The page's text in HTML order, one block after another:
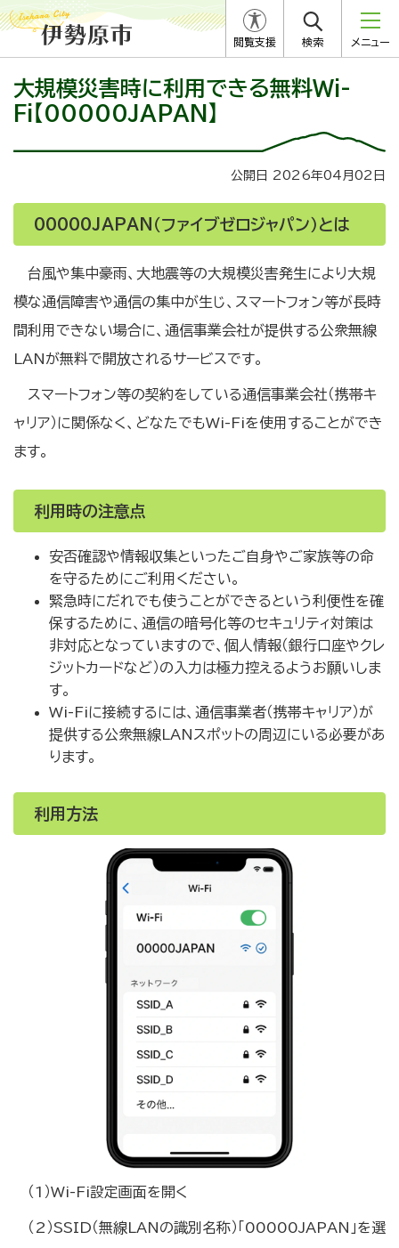
閲覧支援 検索 メニュー
大規模災害時に利用できる無料Wi-
Fi【00000JAPAN】
公開日 2026年04月02日
00000JAPAN（ファイブゼロジャパン）とは
台風や集中豪雨、大地震等の大規模災害発生により大規
模な通信障害や通信の集中が生じ、スマートフォン等が長時
間利用できない場合に、通信事業会社が提供する公衆無線
LANが無料で開放されるサービスです。
スマートフォン等の契約をしている通信事業会社（携帯キ
ャリア）に関係なく、どなたでもWi-Fiを使用することができ
ます。
利用時の注意点
安否確認や情報収集といったご自身やご家族等の命
を守るためにご利用ください。
緊急時にだれでも使うことができるという利便性を確
保するために、通信の暗号化等のセキュリティ対策は
非対応となっていますので、個人情報（銀行口座やクレ
ジットカードなど）の入力は極力控えるようお願いしま
す。
Wi-Fiに接続するには、通信事業者（携帯キャリア）が
提供する公衆無線LANスポットの周辺にいる必要があ
ります。
利用方法
（1）Wi-Fi設定画面を開く
（2）SSID（無線LANの識別名称）「00000JAPAN」を選